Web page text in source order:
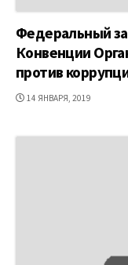
Федеральный
Конвенции
против
ДАТА
14 ЯНВАРЯ, 2019